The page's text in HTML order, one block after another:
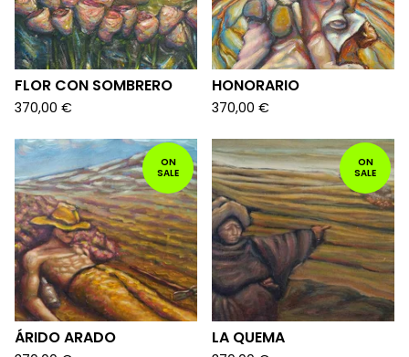
FLOR CON SOMBRERO
370,00 €
HONORARIO
370,00 €
ON
SALE
ÁRIDO ARADO
ON
SALE
LA QUEMA